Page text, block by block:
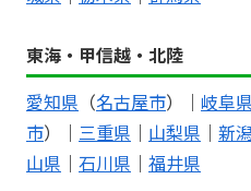
東海・甲信越・北陸
愛知県 （名古屋市）｜ 岐阜県
市）｜ 三重県 ｜ 山梨県 ｜ 新
山県 ｜ 石川県 ｜ 福井県